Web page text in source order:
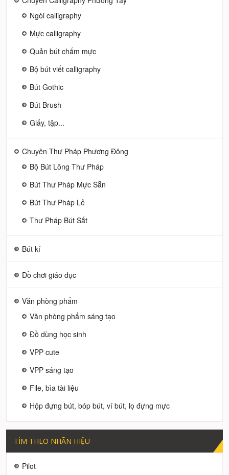
Ngòi calligraphy
Mực calligraphy
Quản bút chấm mực
Bộ bút viết calligraphy
Bút Gothic
Bút Brush
Giấy, tập...
Chuyên Thư Pháp Phương Đông
Bộ Bút Lông Thư Pháp
Bút Thư Pháp Mực Sẵn
Bút Thư Pháp Lẻ
Thư Pháp Bút Sắt
Bút kí
Đồ chơi giáo dục
Văn phòng phẩm
Văn phòng phẩm sáng tạo
Đồ dùng học sinh
VPP cute
VPP sáng tạo
File, bìa tài liệu
Hộp đựng bút, bóp bút, ví bút, lọ đựng mực
TÌM THEO NHÃN HIỆU
Pilot